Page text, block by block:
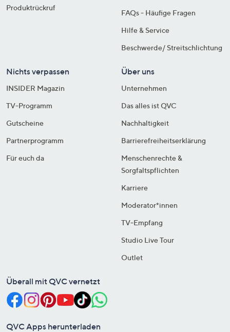
Produktrückruf
FAQs - Häufige Fragen
Hilfe & Service
Beschwerde/ Streitschlichtung
Nichts verpassen
INSIDER Magazin
TV-Programm
Gutscheine
Partnerprogramm
Für euch da
Über uns
Unternehmen
Das alles ist QVC
Nachhaltigkeit
Barrierefreiheitserklärung
Menschenrechte &
Sorgfaltspflichten
Karriere
Moderator*innen
TV-Empfang
Studio Live Tour
Outlet
Überall mit QVC vernetzt
QVC Apps herunterladen